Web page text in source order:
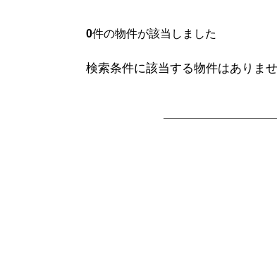
0件の物件が該当しました
検索条件に該当する物件はありませ